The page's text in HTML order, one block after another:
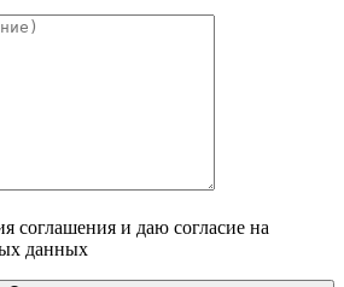
соглашения и даю согласие на
данных